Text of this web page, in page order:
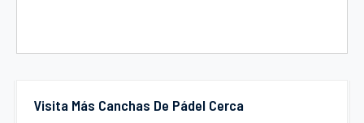
Visita Más Canchas De Pádel Cerca